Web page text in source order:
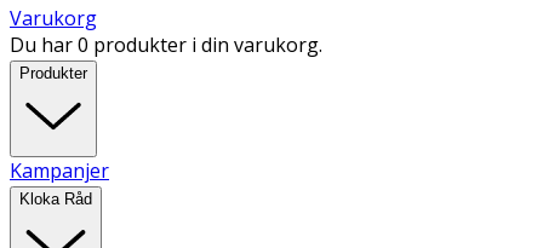
Varukorg
Du har 0 produkter i din varukorg.
Produkter
Kampanjer
Kloka Råd